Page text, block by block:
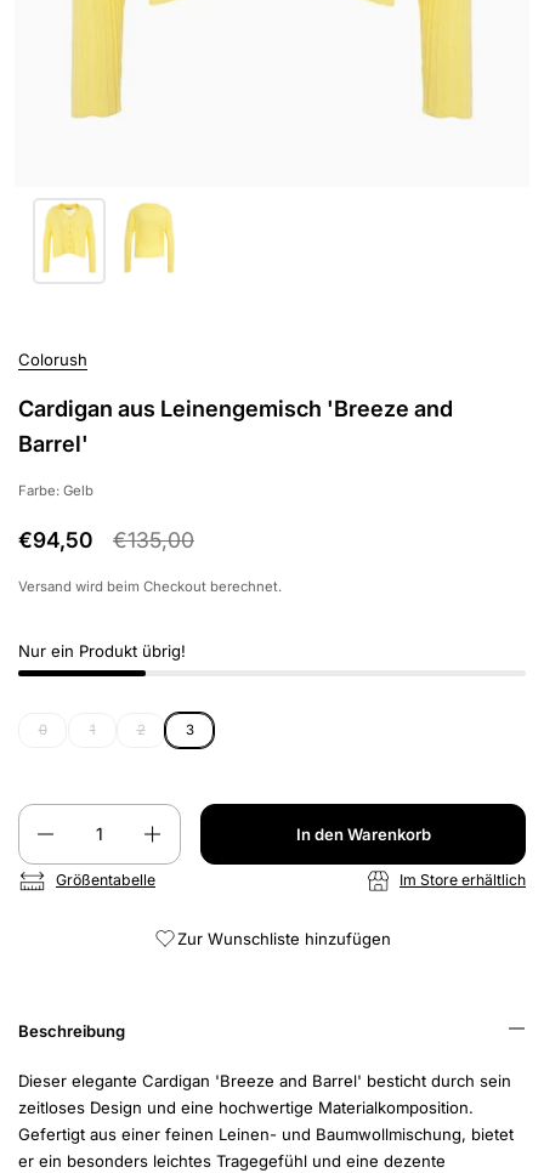
Colorush
Cardigan aus Leinengemisch 'Breeze and
Barrel'
Farbe: Gelb
€94,50 €135,00
Versand wird beim Checkout berechnet.
Nur ein Produkt übrig!
0 1 2 3
Anzahl
In den Warenkorb
Größentabelle Im Store erhältlich
Zur Wunschliste hinzufügen
Beschreibung
Dieser elegante Cardigan 'Breeze and Barrel' besticht durch sein
zeitloses Design und eine hochwertige Materialkomposition.
Gefertigt aus einer feinen Leinen- und Baumwollmischung, bietet
er ein besonders leichtes Tragegefühl und eine dezente